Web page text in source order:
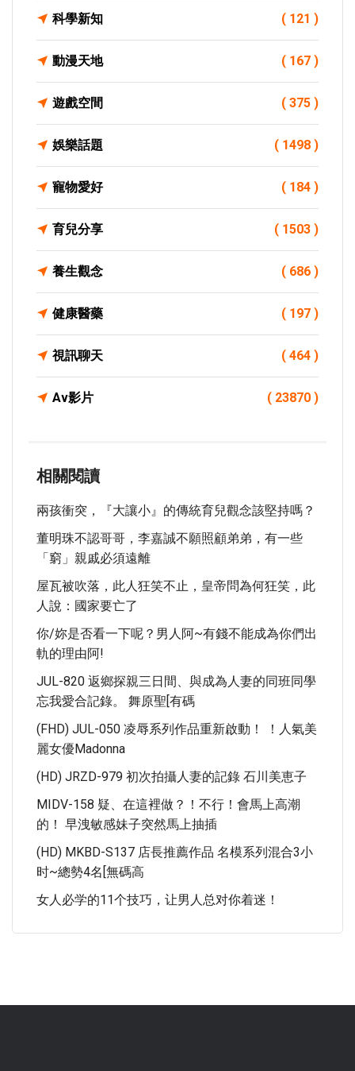
科學新知 ( 121 )
動漫天地 ( 167 )
遊戲空間 ( 375 )
娛樂話題 ( 1498 )
寵物愛好 ( 184 )
育兒分享 ( 1503 )
養生觀念 ( 686 )
健康醫藥 ( 197 )
視訊聊天 ( 464 )
Av影片 ( 23870 )
相關閱讀
兩孩衝突，『大讓小』的傳統育兒觀念該堅持嗎？
董明珠不認哥哥，李嘉誠不願照顧弟弟，有一些
「窮」親戚必須遠離
屋瓦被吹落，此人狂笑不止，皇帝問為何狂笑，此
人說：國家要亡了
你/妳是否看一下呢？男人阿~有錢不能成為你們出
軌的理由阿!
JUL-820 返鄉探親三日間、與成為人妻的同班同學
忘我愛合記錄。 舞原聖[有碼
(FHD) JUL-050 凌辱系列作品重新啟動！ ！人氣美
麗女優Madonna
(HD) JRZD-979 初次拍攝人妻的記錄 石川美恵子
MIDV-158 疑、在這裡做？！不行！會馬上高潮
的！ 早洩敏感妹子突然馬上抽插
(HD) MKBD-S137 店長推薦作品 名模系列混合3小
时~總勢4名[無碼高
女人必学的11个技巧，让男人总对你着迷！